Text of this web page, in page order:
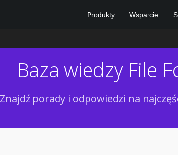
Produkty Wsparcie
Baza wiedzy File
Znajdź porady i odpowiedzi na